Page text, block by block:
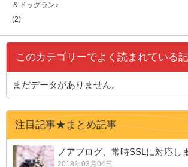
＆ドッグラン♪
(2)
このカテゴリーでよく読まれている
まだデータがありません。
注目記事★まとめ記事
ノアブログ、常時SSLに対応し
2018年03月04日